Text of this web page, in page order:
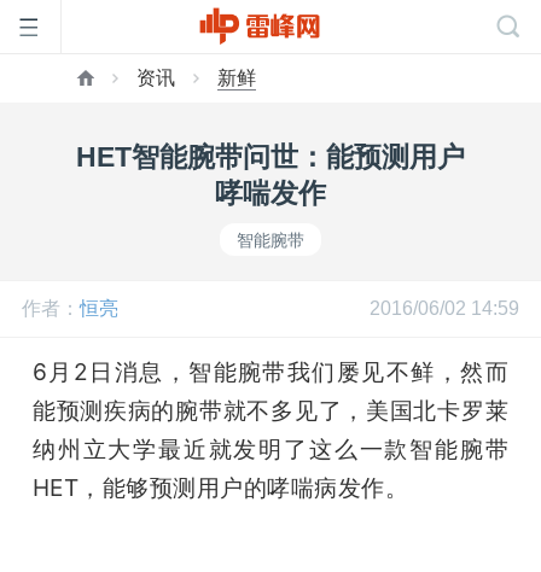
网
资讯 新鲜
HET智能腕带问世：能预测用户
哮喘发作
智能腕带
作者：恒亮 2016/06/02 14:59
6月2日消息，智能腕带我们屡见不鲜，然而
能预测疾病的腕带就不多见了，美国北卡罗莱
纳州立大学最近就发明了这么一款智能腕带
HET，能够预测用户的哮喘病发作。